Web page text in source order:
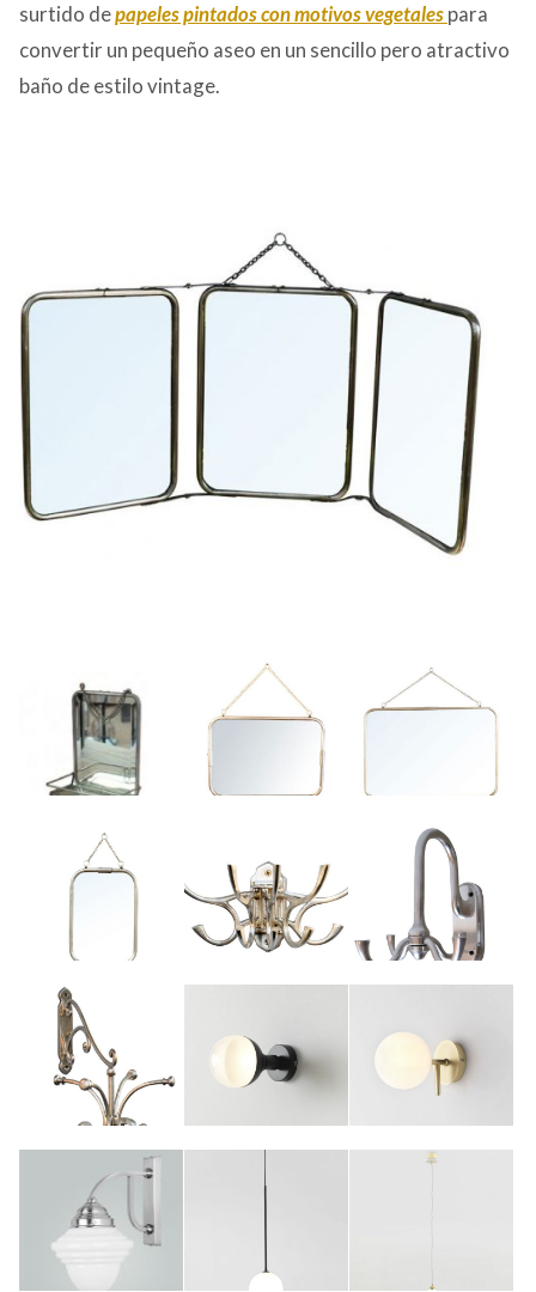
surtido depapeles pintados con motivos vegetalespara
convertir un pequeño aseo en un sencillo pero atractivo
baño de estilo vintage.